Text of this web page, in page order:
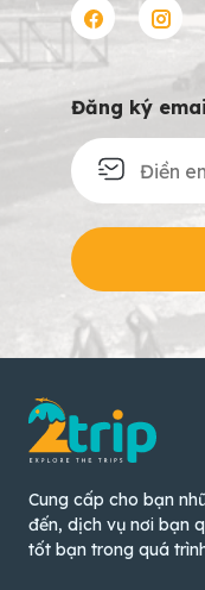
Đăng ký
Cung cấp cho bạn
đến, dịch vụ nơi bạn
tốt bạn trong quá